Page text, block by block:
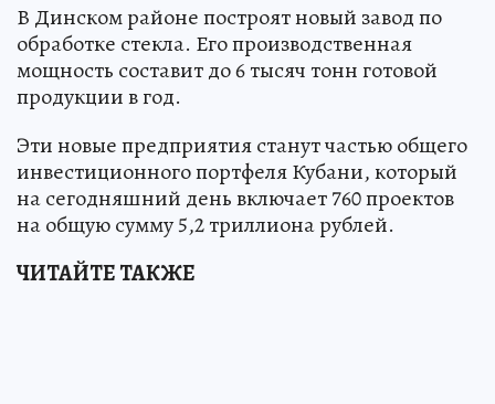
В Динском районе построят новый завод по
обработке стекла. Его производственная
мощность составит до 6 тысяч тонн готовой
продукции в год.
Эти новые предприятия станут частью общего
инвестиционного портфеля Кубани, который
на сегодняшний день включает 760 проектов
на общую сумму 5,2 триллиона рублей.
ЧИТАЙТЕ ТАКЖЕ